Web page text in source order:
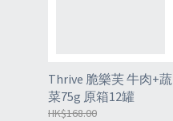
Thrive 脆樂芙 牛肉+蔬
菜75g 原箱12罐
HK$168.00